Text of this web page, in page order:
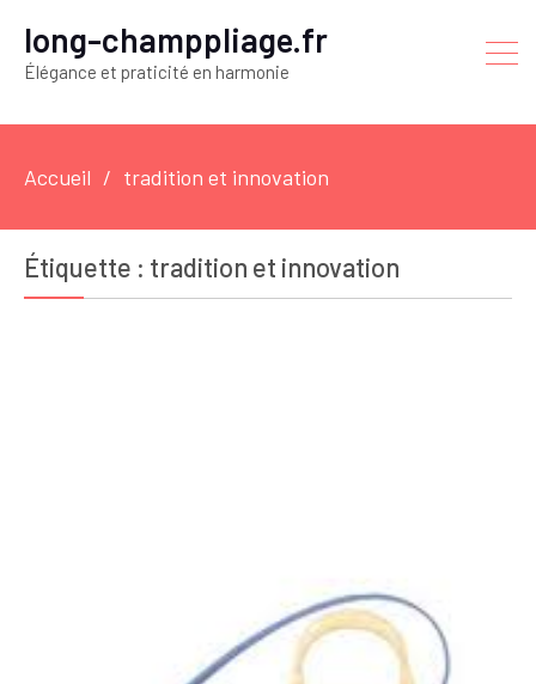
long-champpliage.fr
Élégance et praticité en harmonie
Accueil tradition et innovation
Étiquette : tradition et innovation